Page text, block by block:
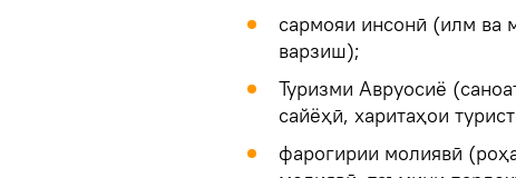
сармояи инсонӣ (илм ва
варзиш);
Туризми Авруосиё
сайёҳӣ, харитаҳои
фарогирии молиявӣ